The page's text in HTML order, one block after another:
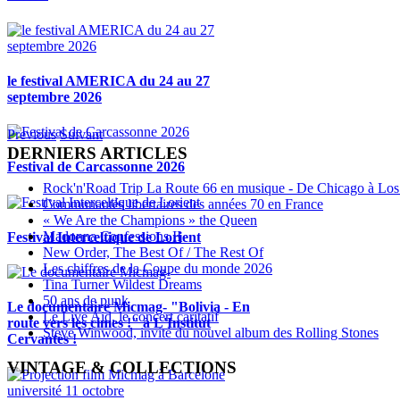
le festival AMERICA du 24 au 27
septembre 2026
Festival de Carcassonne 2026
Festival Interceltique de Lorient
Le documentaire Micmag- "Bolivia - En
route vers les cimes !" à L'Institut
Cervantès !
Previous Suivant
DERNIERS ARTICLES
Rock'n'Road Trip La Route 66 en musique - De Chicago à
Communautés libertaires des années 70 en France
« We Are the Champions » the Queen
Madonna Confessions II
New Order, The Best Of / The Rest Of
Les chiffres de la Coupe du monde 2026
Tina Turner Wildest Dreams
50 ans de punk
Le Live Aid, le concert caritatif
Steve Winwood, invité du nouvel album des Rolling Stones
VINTAGE & COLLECTIONS